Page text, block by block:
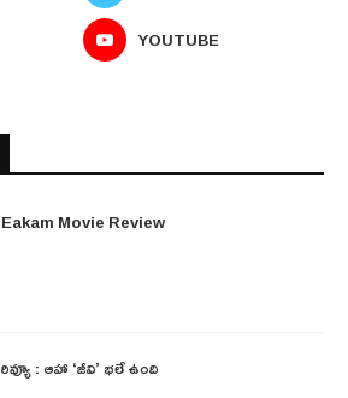
YOUTUBE
Eakam Movie Review
రివ్యూ : ఆహా ‘జీవి’ భలే ఉంది